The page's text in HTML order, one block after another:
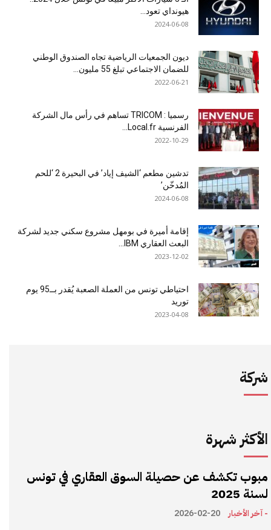
هيونداي تعود...
2024-06-08
ديون الجمعيات الرياضية تجاه الصندوق الوطني
للضمان الاجتماعي تبلغ 55 مليون...
2022-06-21
رسميا : TRICOM تساهم في رأس مال الشركة
الفرنسية Local.fr...
2022-10-29
تدشين مطعم ‘الشيف إياد’ في البحيرة 2 ‘للحم
المُدخّن’
2024-06-08
إقامة أميرة في بومهل مشروع سكني جديد لشركة
البعث العقاري IBM...
2023-12-02
احتياطي تونس من العملة الصعبة يُقدر بــ95 يوم
توريد
2023-04-08
شركة
الأكثر شهرة
مبوب تكشف عن حصيلة السوق العقاري في تونس
لسنة 2025
- آخر الأخبار 2026-02-20